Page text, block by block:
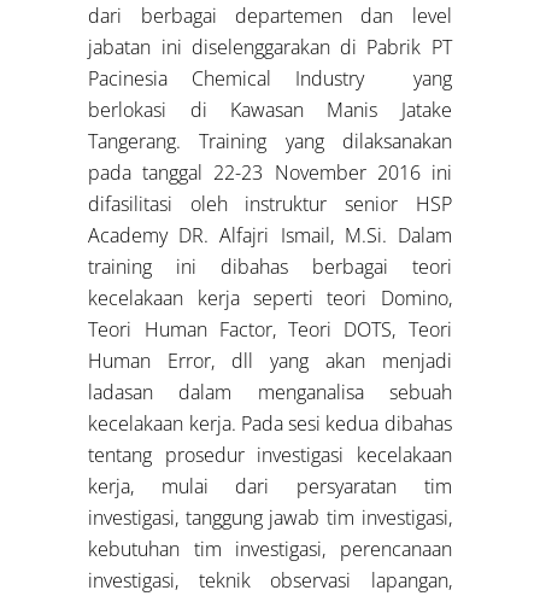
dari berbagai departemen dan level
jabatan ini diselenggarakan di Pabrik PT
Pacinesia Chemical Industry yang
berlokasi di Kawasan Manis Jatake
Tangerang. Training yang dilaksanakan
pada tanggal 22-23 November 2016 ini
difasilitasi oleh instruktur senior HSP
Academy DR. Alfajri Ismail, M.Si. Dalam
training ini dibahas berbagai teori
kecelakaan kerja seperti teori Domino,
Teori Human Factor, Teori DOTS, Teori
Human Error, dll yang akan menjadi
ladasan dalam menganalisa sebuah
kecelakaan kerja. Pada sesi kedua dibahas
tentang prosedur investigasi kecelakaan
kerja, mulai dari persyaratan tim
investigasi, tanggung jawab tim investigasi,
kebutuhan tim investigasi, perencanaan
investigasi, teknik observasi lapangan,